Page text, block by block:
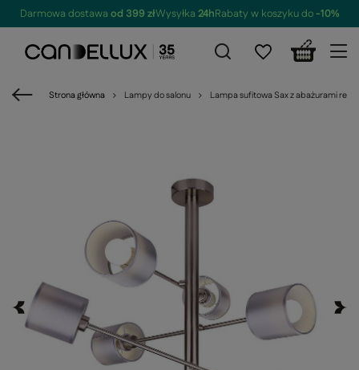
Darmowa dostawa od 399 złWysyłka 24hRabaty w koszyku do-10%
Strona główna Lampy do salonu Lampa sufitowa Sax z abażurami